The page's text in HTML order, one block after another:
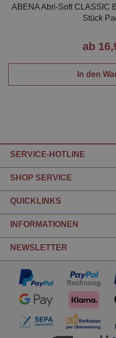
ABENA Abri-Soft CLASSIC
Stück
ab
In den
SERVICE-HOTLINE
SHOP SERVICE
QUICKLINKS
INFORMATIONEN
NEWSLETTER